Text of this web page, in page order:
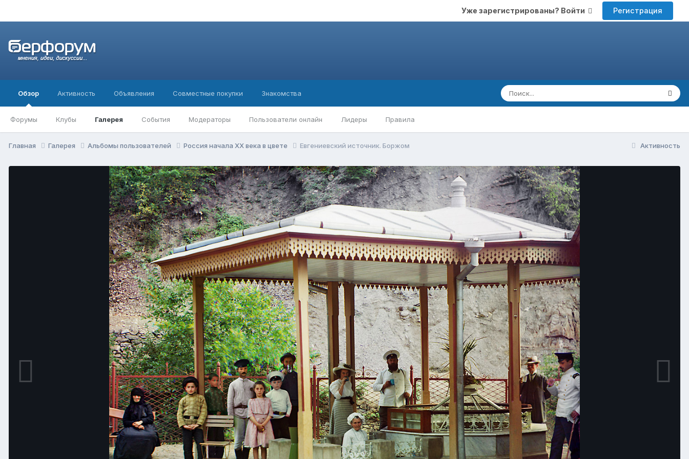
Уже зарегистрированы? Войти Регистрация
Обзор
Форумы Клубы Галерея События Модераторы Пользователи онлайн Лидеры Правила
Активность Объявления Совместные покупки Знакомства
Активность
Главная Галерея Альбомы пользователей Россия начала ХХ века в цвете Евгениевский источник. Боржом